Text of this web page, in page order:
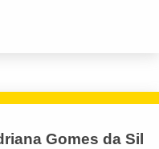
Gomes da Sil